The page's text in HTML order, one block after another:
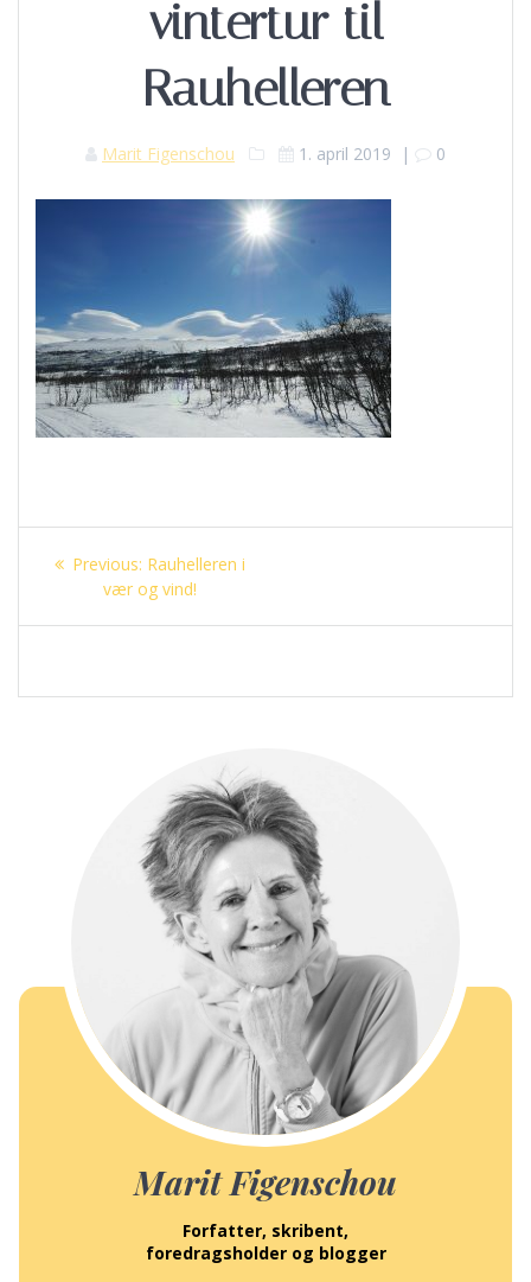
vintertur til
Rauhelleren
Marit Figenschou 1. april 2019 | 0
Innleggsnavigasjon
Previous: Previous
post:
Rauhelleren i
vær og vind!
Marit Figenschou
Forfatter, skribent,
foredragsholder og blogger